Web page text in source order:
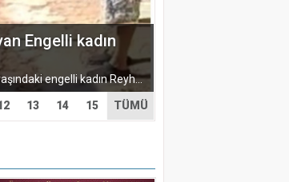
Engelli kadın
Muğla’nın Gökova körfezinde Akyaka Plajı’na girmek isteyen 53 yaşındaki engelli kadın Reyhan Menemenlioğlu, engelli kartını göstermesine rağmen aracının plaj alanına...
13 14 15 TÜMÜ